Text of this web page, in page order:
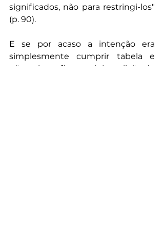
significados, não para restringi-los"
(p. 90).
E se por acaso a intenção era
simplesmente cumprir tabela e
não arriscar, fica também a lição de